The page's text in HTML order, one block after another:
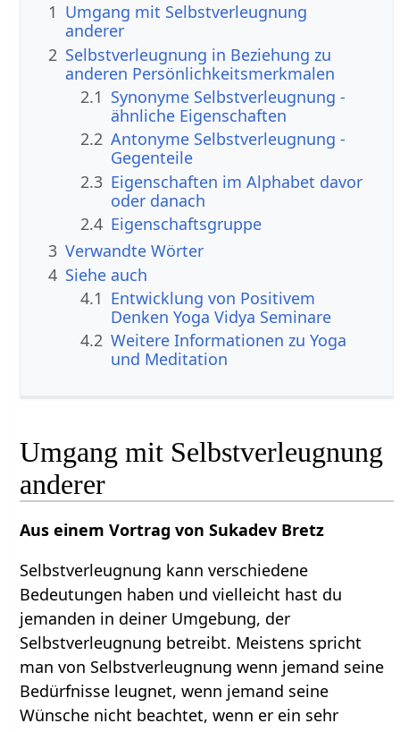
1 Umgang mit Selbstverleugnung
anderer
2 Selbstverleugnung in Beziehung zu
anderen Persönlichkeitsmerkmalen
2.1 Synonyme Selbstverleugnung -
ähnliche Eigenschaften
2.2 Antonyme Selbstverleugnung -
Gegenteile
2.3 Eigenschaften im Alphabet davor
oder danach
2.4 Eigenschaftsgruppe
3 Verwandte Wörter
4 Siehe auch
4.1 Entwicklung von Positivem
Denken Yoga Vidya Seminare
4.2 Weitere Informationen zu Yoga
und Meditation
Umgang mit Selbstverleugnung
anderer
Aus einem Vortrag von Sukadev Bretz
Selbstverleugnung kann verschiedene
Bedeutungen haben und vielleicht hast du
jemanden in deiner Umgebung, der
Selbstverleugnung betreibt. Meistens spricht
man von Selbstverleugnung wenn jemand seine
Bedürfnisse leugnet, wenn jemand seine
Wünsche nicht beachtet, wenn er ein sehr